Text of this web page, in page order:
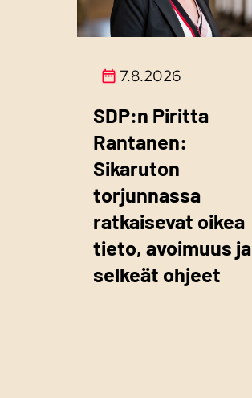
7.8.2026
SDP:n Piritta
Rantanen:
Sikaruton
torjunnassa
ratkaisevat oikea
tieto, avoimuus ja
selkeät ohjeet